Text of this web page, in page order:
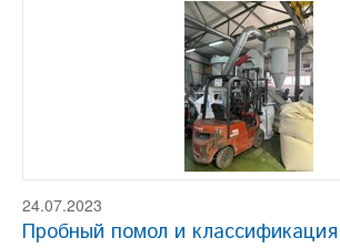
24.07.2023
Пробный помол и классификация